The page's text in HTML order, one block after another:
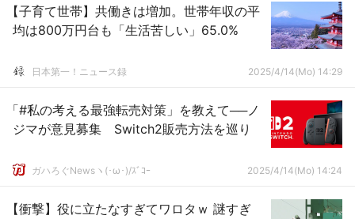
【子育て世帯】共働きは増加。世帯年収の平
均は800万円台も「生活苦しい」65.0%
日本第一！ニュース録 2025/4/14(Mo) 14:29
「#私の考える最強転売対策」を教えて──ノ
ジマが意見募集 Switch2販売方法を巡り
ガハろぐNewsヽ(･ω･)/ｽﾞｺｰ 2025/4/14(Mo) 14:24
【衝撃】役に立たなすぎてワロタｗ 謎すぎ